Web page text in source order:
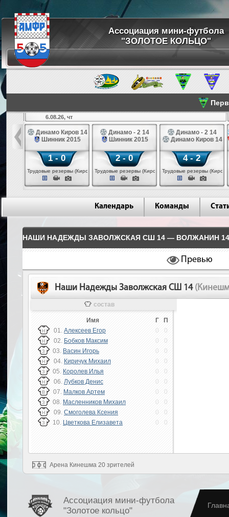
Ассоциация мини-футбола
"ЗОЛОТОЕ КОЛЬЦО"
14
6.08.26, чт
Динамо Киров 14
Шинник 2015
1 - 0
Трудовые резервы (Киров)
Динамо - 2 14
Шинник 2015
2 - 0
Трудовые резервы (Киров)
Динамо - 2 14
Динамо Киров 14
4 - 2
Трудовые резервы (Киров)
Календарь Команды
НАШИ НАДЕЖДЫ ЗАВОЛЖСКАЯ СШ 14 — ВОЛЖАНИН 14
Превью
Наши Надежды Заволжская СШ 14
состав
Имя Г П
Н 01. Алексеев Егор 0 0
Н 02. Бобков Максим 0 0
З 03. Васин Игорь 0 0
Н 04. Киричук Михаил 0 0
З 05. Королев Илья 0 0
Н 06. Лубков Денис 0 0
В 07. Малков Артем 0 0
З 08. Масленников Михаил 0 0
Н 09. Смоголева Ксения 0 0
З 10. Цветкова Елизавета 0 0
Арена Кинешма 20 зрителей
Ассоциация мини-футбола
"Золотое кольцо"